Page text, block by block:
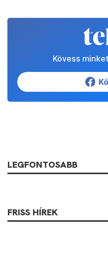
Kövess
LEGFONTOSABB
FRISS HÍREK